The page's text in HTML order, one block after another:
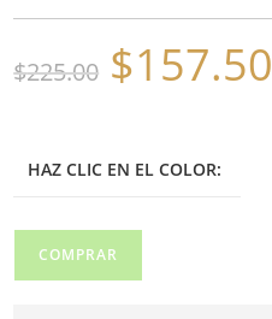
$225.00
El
precio
original
$157.50
HAZ CLIC EN EL COLOR:
COMPRAR